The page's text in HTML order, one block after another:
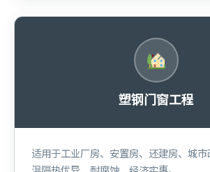
塑钢门窗工程
适用于工业厂房、安置房、还建房、城